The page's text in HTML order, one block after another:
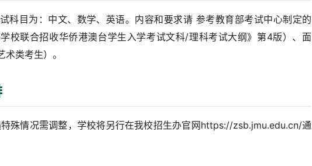
科目为：中文、数学、英语。内容和要求请 参考教育部考试中心制定的
校联合招收华侨港澳台学生入学考试文科/理科考试大纲》第4版）、面
类考生）。
殊情况需调整，学校将另行在我校招生办官网https://zsb.jmu.edu.cn/通